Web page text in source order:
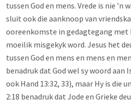
tussen God en mens. Vrede is nie
sluit ook die aanknoop van
ooreenkomste in gedagtegang met
moeilik misgekyk word. Jesus het
tussen God en mens en mens en
benadruk dat God wel sy woord aan
ook Hand 13:32, 33), maar Hy is die
2:18 benadruk dat Jode en Grieke